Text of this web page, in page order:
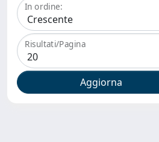
In ordine:
Risultati/Pagina